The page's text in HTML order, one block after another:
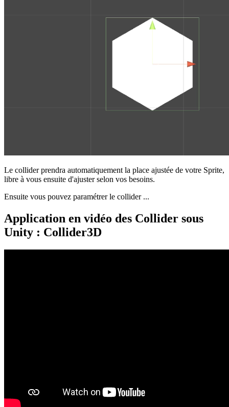
Le collider prendra automatiquement la place ajustée de votre Sprite,
libre à vous ensuite d'ajuster selon vos besoins.
Ensuite vous pouvez paramétrer le collider ...
Application en vidéo des Collider sous
Unity : Collider3D